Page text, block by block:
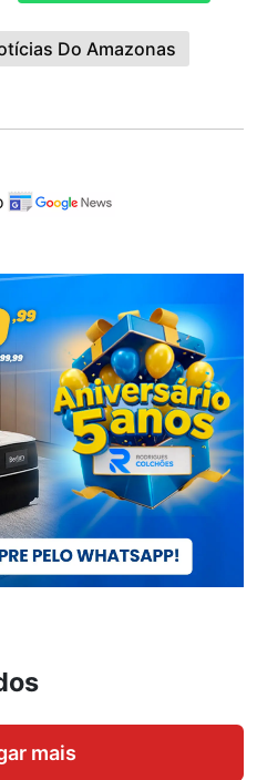
Do Amazonas
mais